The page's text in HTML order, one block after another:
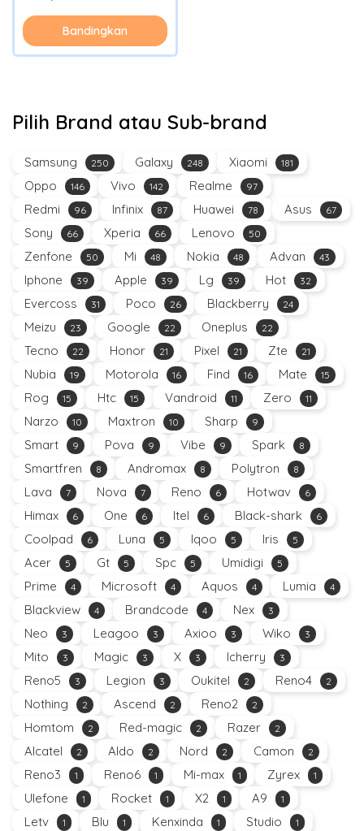
Bandingkan
Pilih Brand atau Sub-brand
Samsung 250 Galaxy 248 Xiaomi 181
Oppo 146 Vivo 142 Realme 97
Redmi 96 Infinix 87 Huawei 78 Asus 67
Sony 66 Xperia 66 Lenovo 50
Zenfone 50 Mi 48 Nokia 48 Advan 43
Iphone 39 Apple 39 Lg 39 Hot 32
Evercoss 31 Poco 26 Blackberry 24
Meizu 23 Google 22 Oneplus 22
Tecno 22 Honor 21 Pixel 21 Zte 21
Nubia 19 Motorola 16 Find 16 Mate 15
Rog 15 Htc 15 Vandroid 11 Zero 11
Narzo 10 Maxtron 10 Sharp 9
Smart 9 Pova 9 Vibe 9 Spark 8
Smartfren 8 Andromax 8 Polytron 8
Lava 7 Nova 7 Reno 6 Hotwav 6
Himax 6 One 6 Itel 6 Black-shark 6
Coolpad 6 Luna 5 Iqoo 5 Iris 5
Acer 5 Gt 5 Spc 5 Umidigi 5
Prime 4 Microsoft 4 Aquos 4 Lumia 4
Blackview 4 Brandcode 4 Nex 3
Neo 3 Leagoo 3 Axioo 3 Wiko 3
Mito 3 Magic 3 X 3 Icherry 3
Reno5 3 Legion 3 Oukitel 2 Reno4 2
Nothing 2 Ascend 2 Reno2 2
Homtom 2 Red-magic 2 Razer 2
Alcatel 2 Aldo 2 Nord 2 Camon 2
Reno3 1 Reno6 1 Mi-max 1 Zyrex 1
Ulefone 1 Rocket 1 X2 1 A9 1
Letv 1 Blu 1 Kenxinda 1 Studio 1